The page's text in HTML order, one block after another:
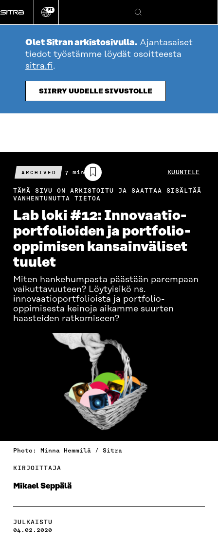
suoraan
sisältöön
Vaihda
kieli
FI
Hae
Olet Sitran arkistosivulla. Ajantasaiset
tiedot työstämme löydät osoitteesta
sitra.fi.
SIIRRY UUDELLE SIVUSTOLLE
ARCHIVED
Arvioitu
lukuaika
7 min KUUNTELE
TÄMÄ SIVU ON ARKISTOITU JA SAATTAA SISÄLTÄÄ
VANHENTUNUTTA TIETOA
Lab loki #12: Innovaatio­
portfolioiden ja portfolio-
oppimisen kansainväliset
tuulet
Miten hankehumpasta päästään parempaan
vaikuttavuuteen? Löytyisikö ns.
innovaatioportfolioista ja portfolio-
oppimisesta keinoja aikamme suurten
haasteiden ratkomiseen?
Photo: Minna Hemmilä / Sitra
KIRJOITTAJA
Mikael Seppälä
JULKAISTU
04.02.2020